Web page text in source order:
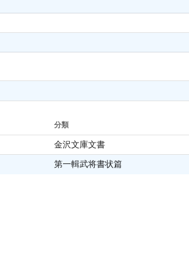
分類
金沢文庫文書
第一輯武将書状篇